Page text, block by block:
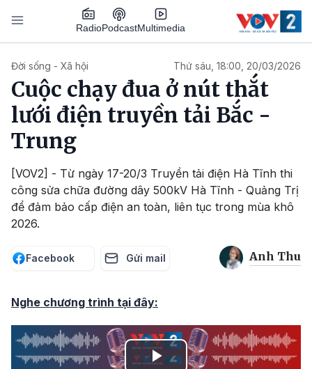
Nhảy đến nội dung
RadioPodcastMultimedia
Đời sống - Xã hội Thứ sáu, 18:00, 20/03/2026
Cuộc chạy đua ở nút thắt
lưới điện truyền tải Bắc -
Trung
[VOV2] - Từ ngày 17-20/3 Truyền tải điện Hà Tĩnh thi
công sửa chữa đường dây 500kV Hà Tĩnh - Quảng Trị
để đảm bảo cấp điện an toàn, liên tục trong mùa khô
2026.
Facebook Gửi mail Anh Thu
Nghe chương trình tại đây: